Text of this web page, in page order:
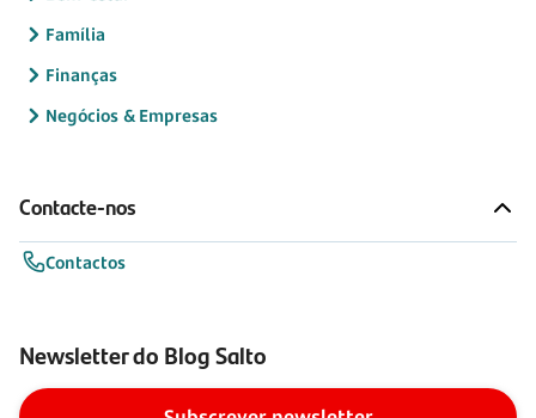
Família
Finanças
Negócios & Empresas
Contacte-nos
Contactos
Newsletter do Blog Salto